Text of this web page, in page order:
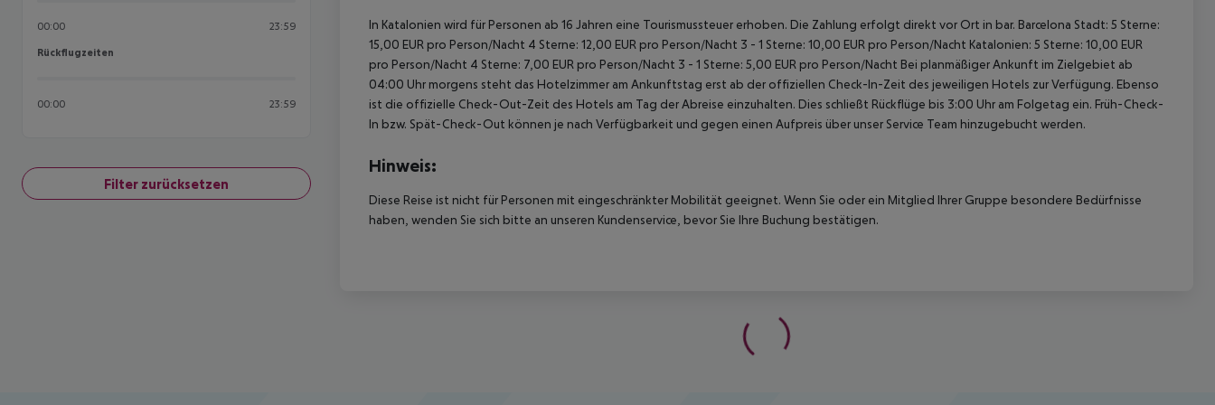
00:00 23:59
Rückflugzeiten
Rückflugzeiten
00:00 23:59
Filter zurücksetzen
In Katalonien wird für Personen ab 16 Jahren eine Tourismussteuer erhoben. Die Zahlung erfolgt direkt vor Ort in bar. Barcelona Stadt: 5 Sterne:
15,00 EUR pro Person/Nacht 4 Sterne: 12,00 EUR pro Person/Nacht 3 - 1 Sterne: 10,00 EUR pro Person/Nacht Katalonien: 5 Sterne: 10,00 EUR
pro Person/Nacht 4 Sterne: 7,00 EUR pro Person/Nacht 3 - 1 Sterne: 5,00 EUR pro Person/Nacht Bei planmäßiger Ankunft im Zielgebiet ab
04:00 Uhr morgens steht das Hotelzimmer am Ankunftstag erst ab der offiziellen Check-In-Zeit des jeweiligen Hotels zur Verfügung. Ebenso
ist die offizielle Check-Out-Zeit des Hotels am Tag der Abreise einzuhalten. Dies schließt Rückflüge bis 3:00 Uhr am Folgetag ein. Früh-Check-
In bzw. Spät-Check-Out können je nach Verfügbarkeit und gegen einen Aufpreis über unser Service Team hinzugebucht werden.
Hinweis:
Diese Reise ist nicht für Personen mit eingeschränkter Mobilität geeignet. Wenn Sie oder ein Mitglied Ihrer Gruppe besondere Bedürfnisse
haben, wenden Sie sich bitte an unseren Kundenservice, bevor Sie Ihre Buchung bestätigen.